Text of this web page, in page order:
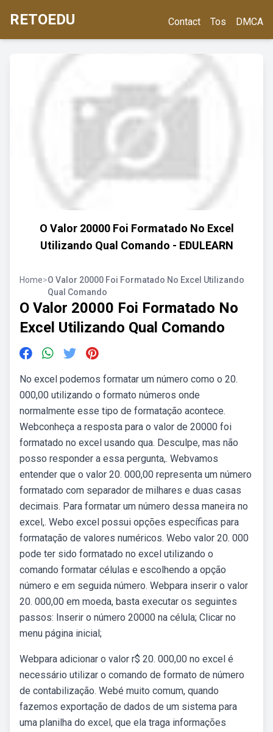
RETOEDU Contact Tos DMCA
O Valor 20000 Foi Formatado No Excel
Utilizando Qual Comando - EDULEARN
Home>O Valor 20000 Foi Formatado No Excel Utilizando
Qual Comando
O Valor 20000 Foi Formatado No
Excel Utilizando Qual Comando
No excel podemos formatar um número como o 20.
000,00 utilizando o formato números onde
normalmente esse tipo de formatação acontece.
Webconheça a resposta para o valor de 20000 foi
formatado no excel usando qua. Desculpe, mas não
posso responder a essa pergunta,. Webvamos
entender que o valor 20. 000,00 representa um número
formatado com separador de milhares e duas casas
decimais. Para formatar um número dessa maneira no
excel,. Webo excel possui opções específicas para
formatação de valores numéricos. Webo valor 20. 000
pode ter sido formatado no excel utilizando o
comando formatar células e escolhendo a opção
número e em seguida número. Webpara inserir o valor
20. 000,00 em moeda, basta executar os seguintes
passos: Inserir o número 20000 na célula; Clicar no
menu página inicial;
Webpara adicionar o valor r$ 20. 000,00 no excel é
necessário utilizar o comando de formato de número
de contabilização. Webé muito comum, quando
fazemos exportação de dados de um sistema para
uma planilha do excel, que ela traga informações